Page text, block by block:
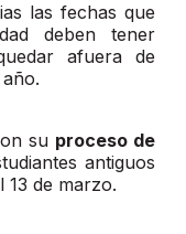
las fechas que
deben tener
afuera de
su proceso de
antiguos
de marzo.